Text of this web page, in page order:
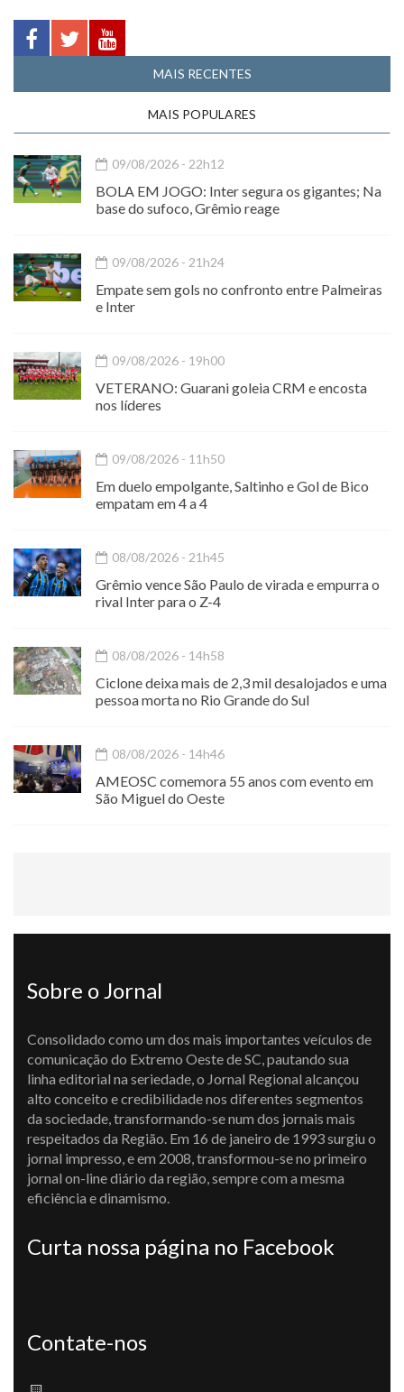
MAIS RECENTES
MAIS POPULARES
09/08/2026 - 22h12
BOLA EM JOGO: Inter segura os gigantes; Na
base do sufoco, Grêmio reage
09/08/2026 - 21h24
Empate sem gols no confronto entre Palmeiras
e Inter
09/08/2026 - 19h00
VETERANO: Guarani goleia CRM e encosta
nos líderes
09/08/2026 - 11h50
Em duelo empolgante, Saltinho e Gol de Bico
empatam em 4 a 4
08/08/2026 - 21h45
Grêmio vence São Paulo de virada e empurra o
rival Inter para o Z-4
08/08/2026 - 14h58
Ciclone deixa mais de 2,3 mil desalojados e uma
pessoa morta no Rio Grande do Sul
08/08/2026 - 14h46
AMEOSC comemora 55 anos com evento em
São Miguel do Oeste
Sobre o Jornal
Consolidado como um dos mais importantes veículos de
comunicação do Extremo Oeste de SC, pautando sua
linha editorial na seriedade, o Jornal Regional alcançou
alto conceito e credibilidade nos diferentes segmentos
da sociedade, transformando-se num dos jornais mais
respeitados da Região. Em 16 de janeiro de 1993 surgiu o
jornal impresso, e em 2008, transformou-se no primeiro
jornal on-line diário da região, sempre com a mesma
eficiência e dinamismo.
Curta nossa página no Facebook
Contate-nos